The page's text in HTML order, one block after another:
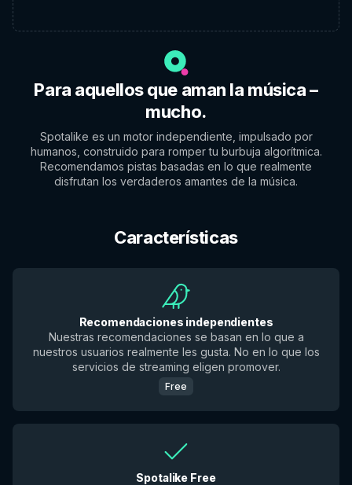
Para aquellos que aman la música –
mucho.
Spotalike es un motor independiente, impulsado por
humanos, construido para romper tu burbuja algorítmica.
Recomendamos pistas basadas en lo que realmente
disfrutan los verdaderos amantes de la música.
Características
Recomendaciones independientes
Nuestras recomendaciones se basan en lo que a
nuestros usuarios realmente les gusta. No en lo que los
servicios de streaming eligen promover.
Free
Spotalike Free